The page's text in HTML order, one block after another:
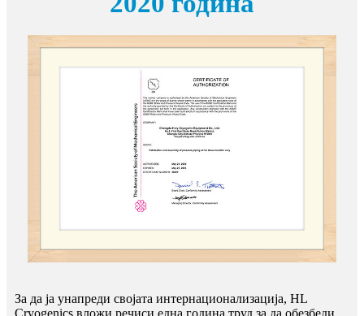
За да ја унапреди својата интернационализација, HL